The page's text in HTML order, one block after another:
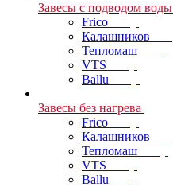
Завесы с подводом воды
Frico
Калашников
Тепломаш
VTS
Ballu
Завесы без нагрева
Frico
Калашников
Тепломаш
VTS
Ballu